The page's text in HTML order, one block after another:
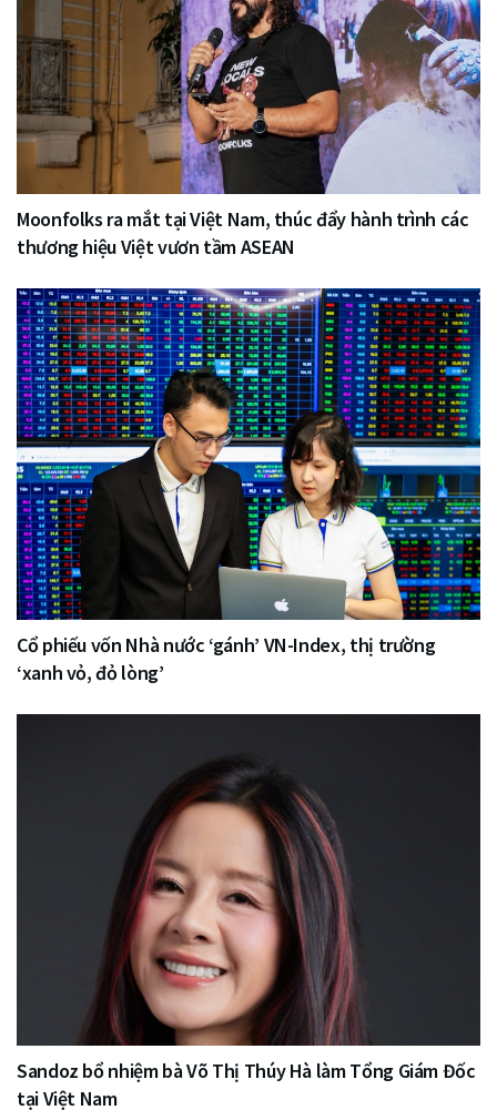
Moonfolks ra mắt tại Việt Nam, thúc đẩy hành trình các
thương hiệu Việt vươn tầm ASEAN
Cổ phiếu vốn Nhà nước ‘gánh’ VN-Index, thị trường
‘xanh vỏ, đỏ lòng’
Sandoz bổ nhiệm bà Võ Thị Thúy Hà làm Tổng Giám Đốc
tại Việt Nam